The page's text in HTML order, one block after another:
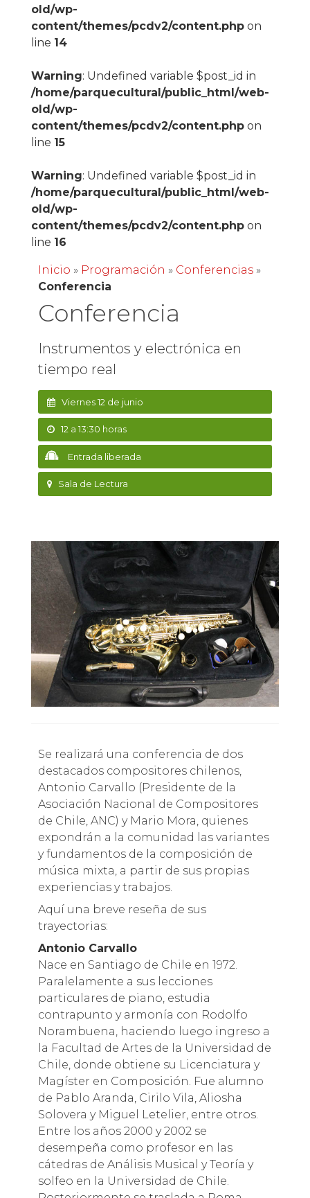
old/wp-
content/themes/pcdv2/content.phpon
line 14
Warning: Undefined variable $post_id in
/home/parquecultural/public_html/web-
old/wp-
content/themes/pcdv2/content.phpon
line 15
Warning: Undefined variable $post_id in
/home/parquecultural/public_html/web-
old/wp-
content/themes/pcdv2/content.phpon
line 16
Inicio » Programación » Conferencias»
Conferencia
Conferencia
Instrumentos y electrónica en
tiempo real
Viernes 12 de junio
12 a 13:30 horas
Entrada liberada
Sala de Lectura
Se realizará una conferencia de dos
destacados compositores chilenos,
Antonio Carvallo (Presidente de la
Asociación Nacional de Compositores
de Chile, ANC) y Mario Mora, quienes
expondrán a la comunidad las variantes
y fundamentos de la composición de
música mixta, a partir de sus propias
experiencias y trabajos.
Aquí una breve reseña de sus
trayectorias:
Antonio Carvallo
Nace en Santiago de Chile en 1972.
Paralelamente a sus lecciones
particulares de piano, estudia
contrapunto y armonía con Rodolfo
Norambuena, haciendo luego ingreso a
la Facultad de Artes de la Universidad de
Chile, donde obtiene su Licenciatura y
Magíster en Composición. Fue alumno
de Pablo Aranda, Cirilo Vila, Aliosha
Solovera y Miguel Letelier, entre otros.
Entre los años 2000 y 2002 se
desempeña como profesor en las
cátedras de Análisis Musical y Teoría y
solfeo en la Universidad de Chile.